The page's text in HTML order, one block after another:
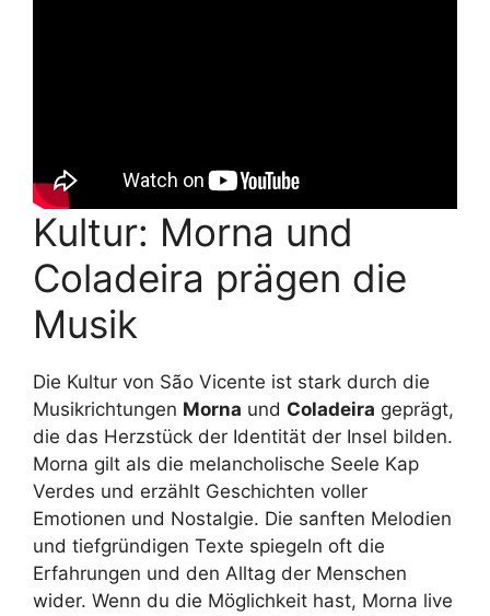
Kultur: Morna und
Coladeira prägen die
Musik
Die Kultur von São Vicente ist stark durch die
Musikrichtungen Morna und Coladeira geprägt,
die das Herzstück der Identität der Insel bilden.
Morna gilt als die melancholische Seele Kap
Verdes und erzählt Geschichten voller
Emotionen und Nostalgie. Die sanften Melodien
und tiefgründigen Texte spiegeln oft die
Erfahrungen und den Alltag der Menschen
wider. Wenn du die Möglichkeit hast, Morna live